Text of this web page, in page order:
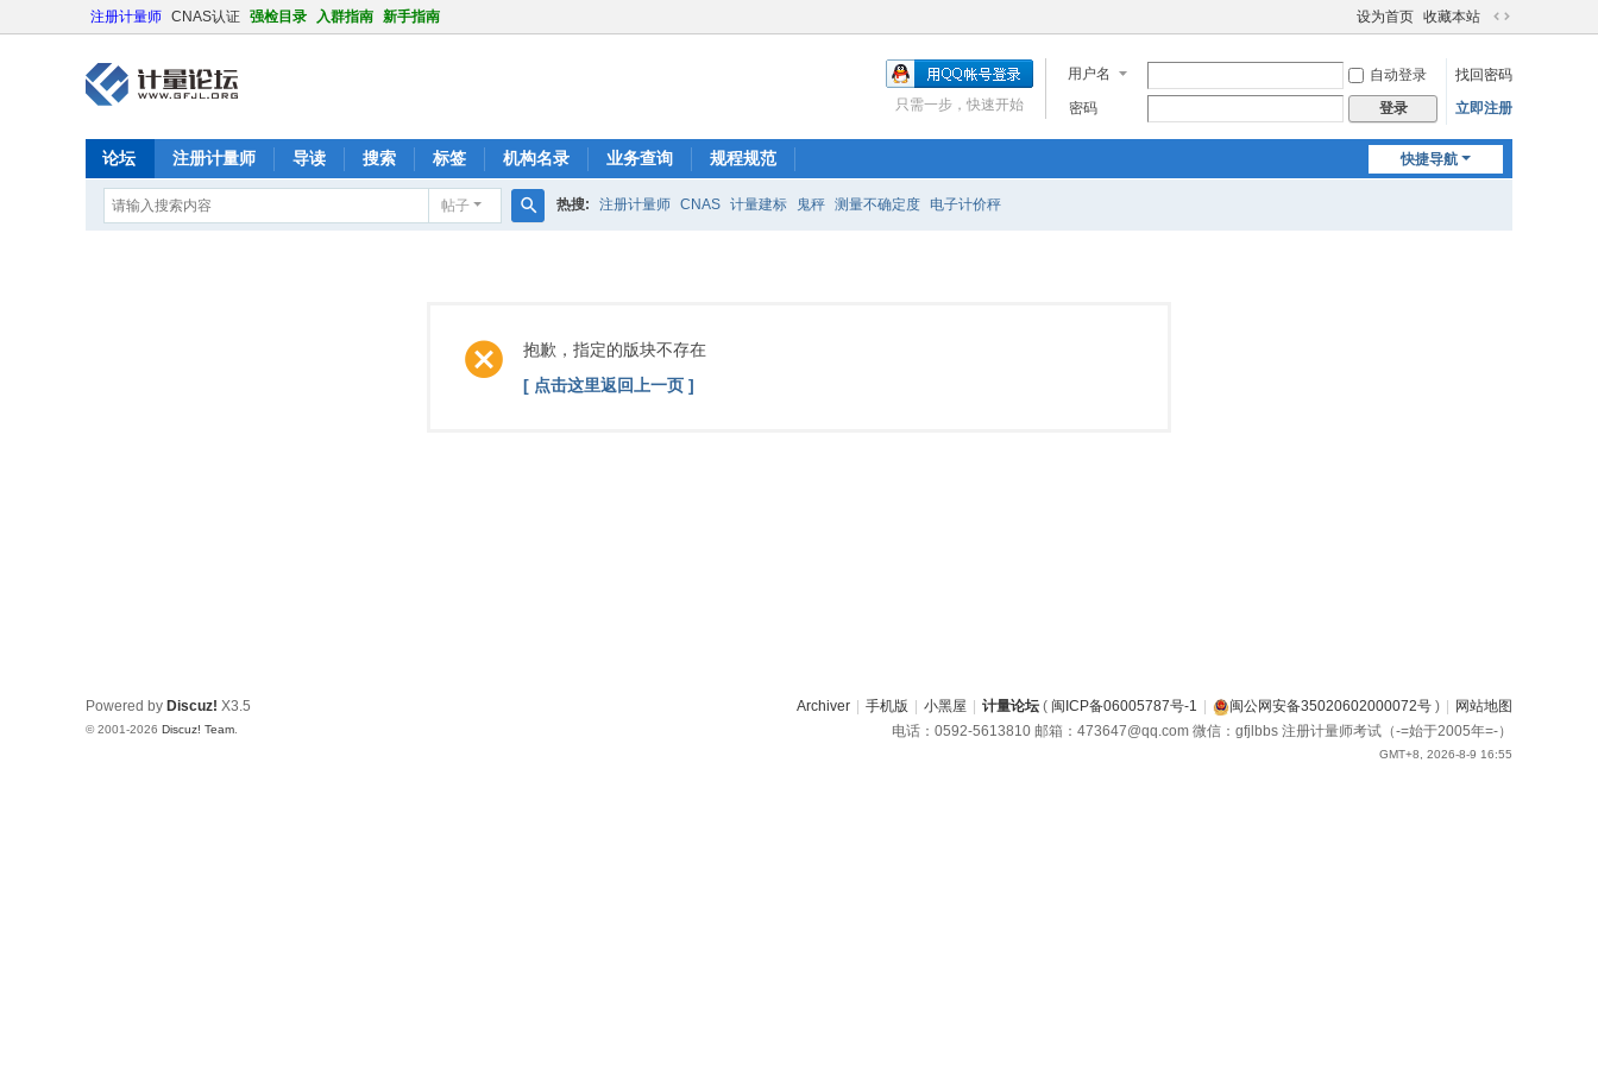
注册计量师 CNAS认证 强检目录 入群指南 新手指南 设为首页 收藏本站
切
到
宽
用户名 自动登录
找回密码
密码
登录 立即注册
只需一步，快速开始
快捷导航
论坛 注册计量师 导读 搜索 标签 机构名录 业务查询 规程规范
帖子 热搜: 注册计量师 CNAS 计量建标 鬼秤 测量不确定度 电子计价秤
抱歉，指定的版块不存在
[ 点击这里返回上一页 ]
Archiver 手机版 小黑屋 计量论坛 ( 闽ICP备06005787号-1 闽公网安备35020602000072号 )
网站地图
电话：0592-5613810 邮箱：473647@qq.com 微信：gfjlbbs 注册计量师考试（-=始于2005年=-）
GMT+8, 2026-8-9 16:55
Powered by Discuz! X3.5
© 2001-2026 Discuz! Team